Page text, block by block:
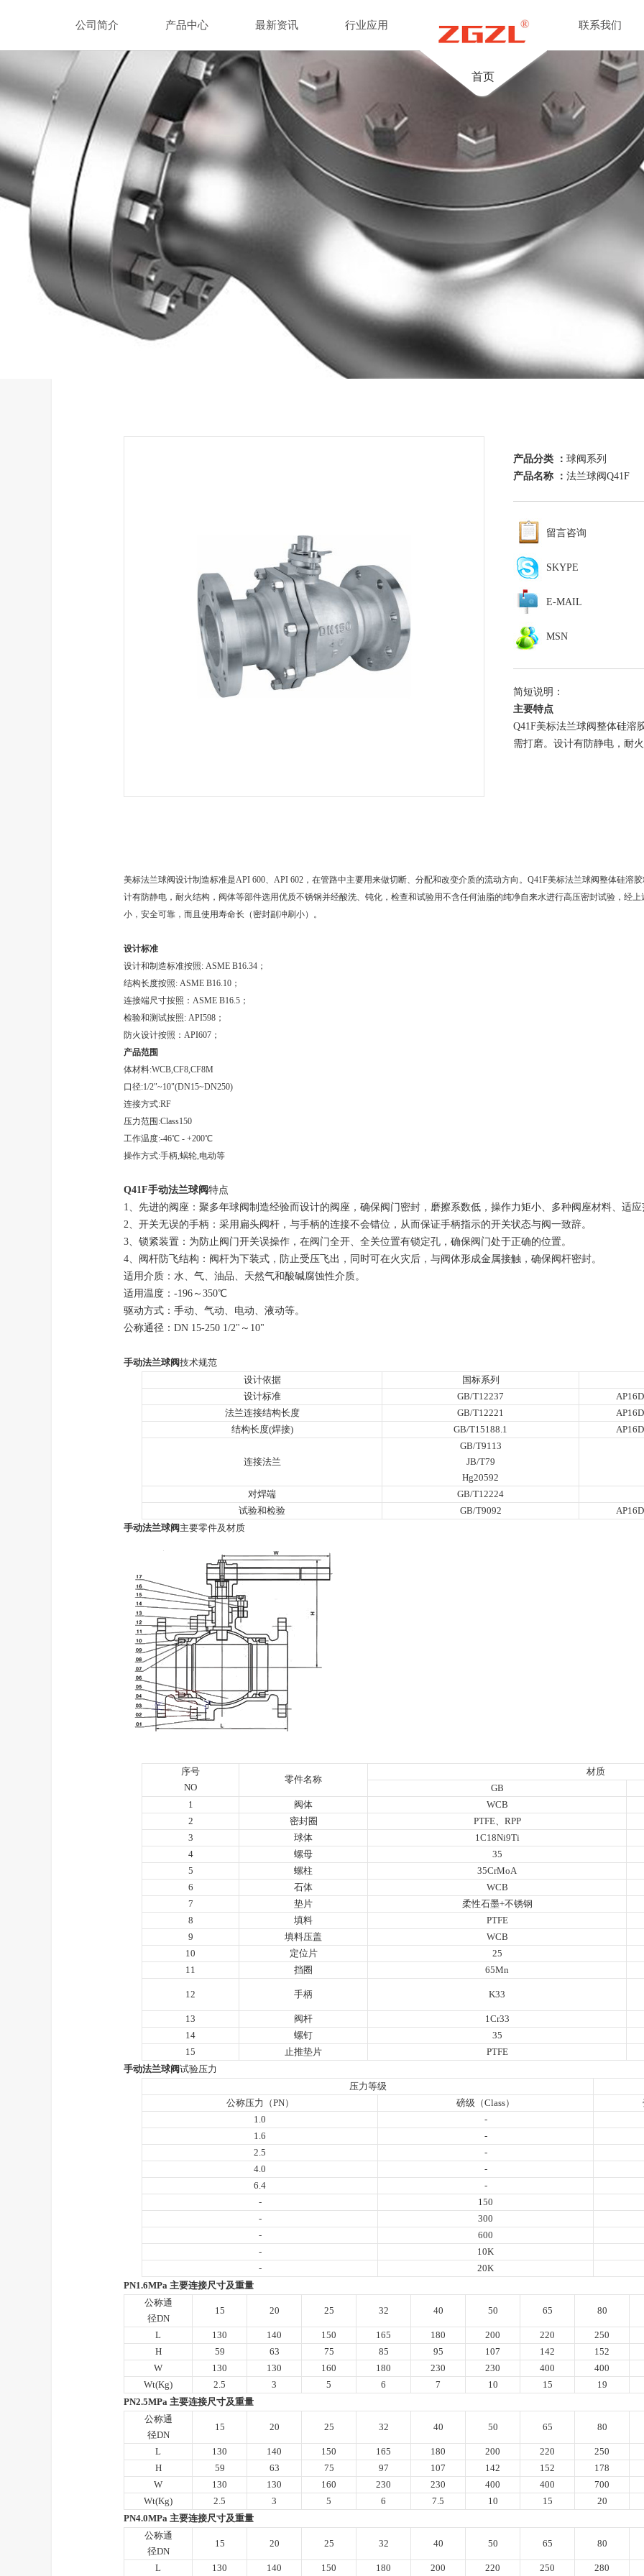
首页
公司简介 产品中心 最新资讯 行业应用 联系我们
产品分类 ： 球阀系列
产品名称 ： 法兰球阀Q41F
留言咨询
SKYPE
E-MAIL
MSN
简短说明：
主要特点
Q41F美标法兰球阀整体硅溶
需打磨。设计有防静电，耐
美标法兰球阀设计制造标准是API 600、API 602，在管路中主要用来做切断、分配和改变介质的流动方向。Q41F美标法兰球阀整体硅溶
计有防静电，耐火结构，阀体等部件选用优质不锈钢并经酸洗、钝化，检查和试验用不含任何油脂的纯净自来水进行高压密封试验，经
小，安全可靠，而且使用寿命长（密封副冲刷小）。
设计标准
设计和制造标准按照: ASME B16.34；
结构长度按照: ASME B16.10；
连接端尺寸按照：ASME B16.5；
检验和测试按照: API598；
防火设计按照：API607；
产品范围
体材料:WCB,CF8,CF8M
口径:1/2"~10"(DN15~DN250)
连接方式:RF
压力范围:Class150
工作温度:-46℃ - +200℃
操作方式:手柄,蜗轮,电动等
Q41F手动法兰球阀特点
1、先进的阀座：聚多年球阀制造经验而设计的阀座，确保阀门密封，磨擦系数低，操作力矩小、多种阀座材料、适
2、开关无误的手柄：采用扁头阀杆，与手柄的连接不会错位，从而保证手柄指示的开关状态与阀一致辞。
3、锁紧装置：为防止阀门开关误操作，在阀门全开、全关位置有锁定孔，确保阀门处于正确的位置。
4、阀杆防飞结构：阀杆为下装式，防止受压飞出，同时可在火灾后，与阀体形成金属接触，确保阀杆密封。
适用介质：水、气、油品、天然气和酸碱腐蚀性介质。
适用温度：-196～350℃
驱动方式：手动、气动、电动、液动等。
公称通径：DN 15-250 1/2"～10"
手动法兰球阀技术规范
设计依据
国标系列
设计标准
GB/T12237
AP16D
法兰连接结构长度
GB/T12221
AP16D
结构长度(焊接)
GB/T15188.1 AP16D
连接法兰
GB/T9113
JB/T79
Hg20592
对焊端
GB/T12224
试验和检验
GB/T9092
AP16D
手动法兰球阀 主要零件及材质
序号
NO
零件名称
材质
GB
1
阀体
WCB
2
密封圈
PTFE、RPP
3
球体
1C18Ni9Ti
4
螺母
35
5
螺柱
35CrMoA
6
石体
WCB
7
垫片
柔性石墨+不锈钢
8
填料
PTFE
9
填料压盖
WCB
10
定位片
25
11
挡圈 65Mn
12 手柄 K33
13 阀杆
1Cr33
14
螺钉
35
15
止推垫片
PTFE
手动法兰球阀试验压力
压力等级
公称压力（PN）
磅级（Class）
1.0
-
1.6
-
2.5
-
4.0
-
6.4
-
-
150
-
300
-
600
-
10K
-
20K
PN1.6MPa 主要连接尺寸及重量
公称通
径DN
15 20 25 32 40 50 65 80
L 130 140 150 165 180 200 220
250
H
59 63 75 85 95 107 142
152
W
130 130 160 180 230 230 400
400
Wt(Kg)
2.5 3 5 6 7 10 15
19
PN2.5MPa 主要连接尺寸及重量
公称通
径DN
15 20 25 32 40 50 65 80
L 130 140 150 165 180 200 220
250
H
59 63 75 97 107 142 152
178
W
130 130 160 230 230 400 400
700
Wt(Kg)
2.5 3 5 6 7.5 10 15
20
PN4.0MPa 主要连接尺寸及重量
公称通
径DN
15 20 25 32 40 50 65 80
L 130 140 150 180 200 220 250 280